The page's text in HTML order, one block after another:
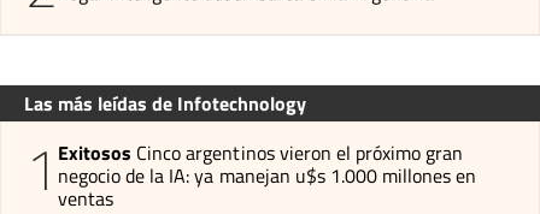
Las más leídas de Infotechnology
1 Exitosos Cinco argentinos vieron el próximo gran
negocio de la IA: ya manejan u$s 1.000 millones en
ventas